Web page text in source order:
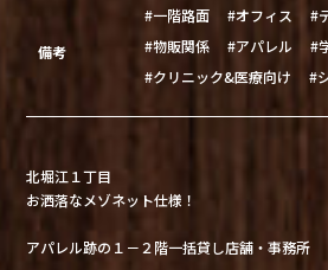
備考
#一階路面 #オフィス #
#物販関係
#アパレル
#
#クリニック&医療向け
#
北堀江１丁目
お洒落なメゾネット仕様！
アパレル跡の１－２階一括貸し店舗・事務所